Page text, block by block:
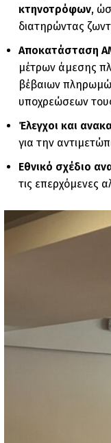
κτηνοτρόφων,
διατηρώντας
Αποκατάσταση
μέτρων άμεσης
βέβαιων
υποχρεώσεων
Έλεγχοι και
για την
Εθνικό σχέδιο
τις επερχόμενες